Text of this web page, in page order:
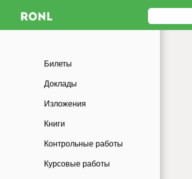
Билеты
Доклады
Изложения
Книги
Контрольные работы
Курсовые работы